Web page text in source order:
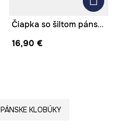
Čiapka so šiltom pánska bavlnená
16,90 €
PÁNSKE KLOBÚKY